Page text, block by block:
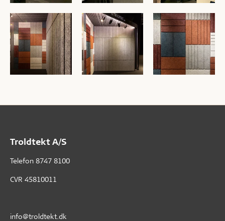
Troldtekt A/S
Telefon 8747 8100
CVR 45810011
info@troldtekt.dk